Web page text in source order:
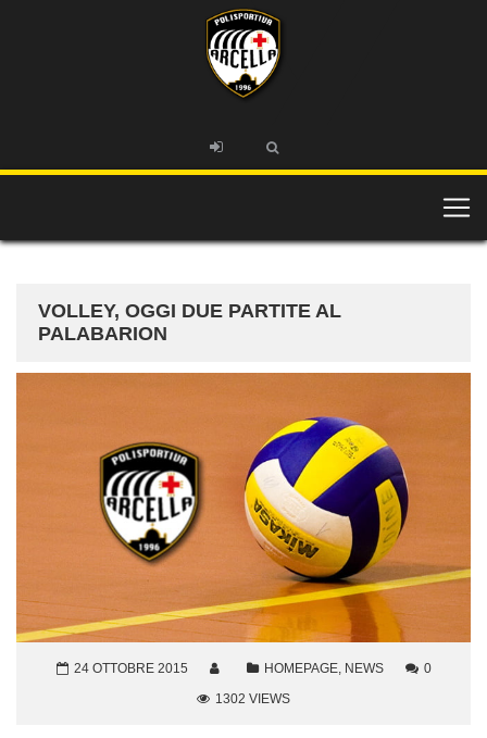
VOLLEY, OGGI DUE PARTITE AL
PALABARION
24 OTTOBRE 2015 HOMEPAGE, NEWS
0
1302 VIEWS